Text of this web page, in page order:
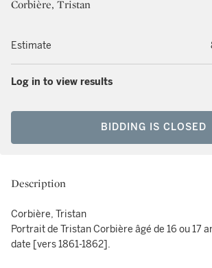
Corbière, Tristan
Estimate
Log in to view results
BIDDING IS CLOSED
Description
Corbière, Tristan
Portrait de Tristan Corbière âgé de 16 ou 17
date [vers 1861-1862].